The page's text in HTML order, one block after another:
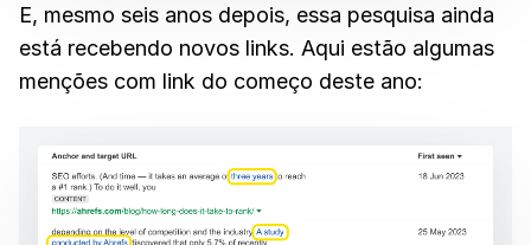
E, mesmo seis anos depois, essa pesquisa ainda
está recebendo novos links. Aqui estão algumas
menções com link do começo deste ano: